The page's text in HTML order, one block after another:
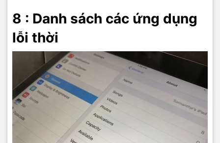
8 : Danh sách các ứng dụng
lỗi thời